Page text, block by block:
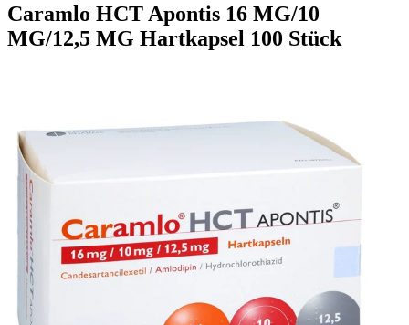
Caramlo HCT Apontis 16 MG/10
MG/12,5 MG Hartkapsel 100 Stück